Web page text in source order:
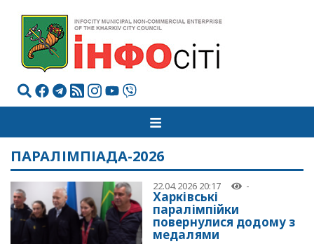
ПАРАЛІМПІАДА-2026
22.04.2026 20:17 -
Харківські
паралімпійки
повернулися додому з
медалями